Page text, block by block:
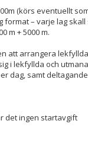
(körs eventuellt
format – varje lag
m + 5000 m.
att arrangera
i lekfyllda och
dag, samt
det ingen startavgift